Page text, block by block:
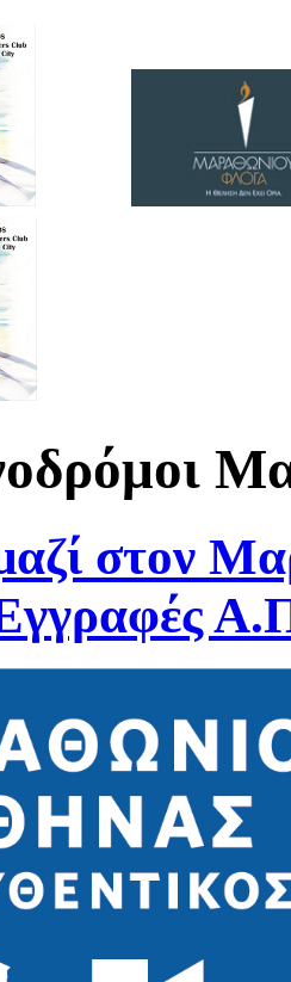
στον